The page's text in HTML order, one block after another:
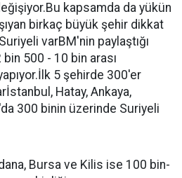
kapsamda da yükün
birkaç büyük şehir dikkat
varBM'nin paylaştığı
500 - 10 bin arası
5 şehirde 300'er
Hatay, Ankaya,
300 binin üzerinde Suriyeli
Bursa ve Kilis ise 100 bin-